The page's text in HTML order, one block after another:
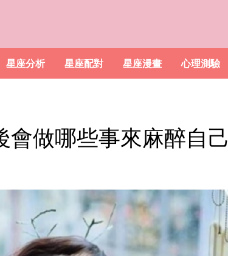
星座分析 星座配對 星座漫畫 心理測驗
會做哪些事來麻醉自己